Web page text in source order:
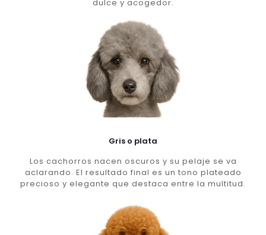
dulce y acogedor.
Gris o plata
Los cachorros nacen oscuros y su pelaje se va
aclarando. El resultado final es un tono plateado
precioso y elegante que destaca entre la multitud.